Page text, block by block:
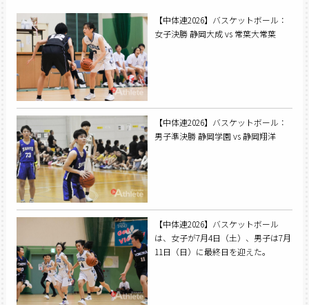
【中体連2026】バスケットボール：
女子決勝 静岡大成 vs 常葉大常葉
【中体連2026】バスケットボール：
男子準決勝 静岡学園 vs 静岡翔洋
【中体連2026】バスケットボール
は、女子が7月4日（土）、男子は7月
11日（日）に最終日を迎えた。